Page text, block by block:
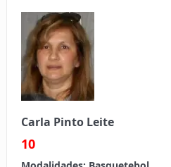
Carla Pinto Leite
10